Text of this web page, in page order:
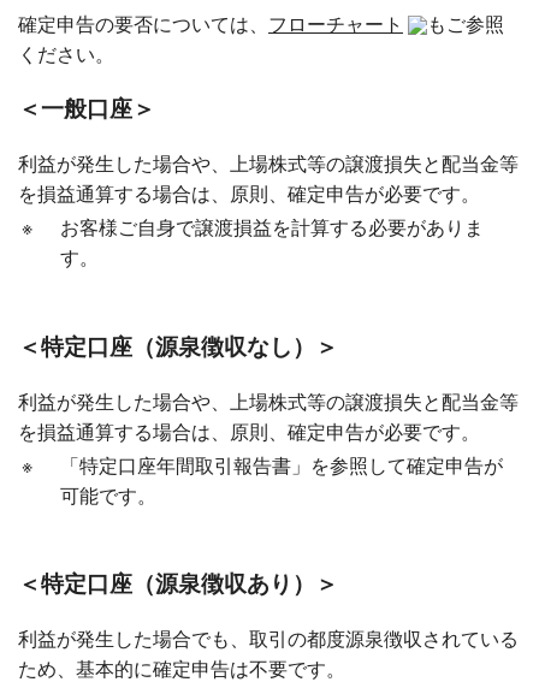
確定申告の要否については、 フローチャート
もご参照
ください。
＜一般口座＞
利益が発生した場合や、上場株式等の譲渡損失と配当金等
を損益通算する場合は、原則、確定申告が必要です。
※
お客様ご自身で譲渡損益を計算する必要がありま
す。
＜特定口座（源泉徴収なし）＞
利益が発生した場合や、上場株式等の譲渡損失と配当金等
を損益通算する場合は、原則、確定申告が必要です。
※
「特定口座年間取引報告書」を参照して確定申告が
可能です。
＜特定口座（源泉徴収あり）＞
利益が発生した場合でも、取引の都度源泉徴収されている
ため、基本的に確定申告は不要です。